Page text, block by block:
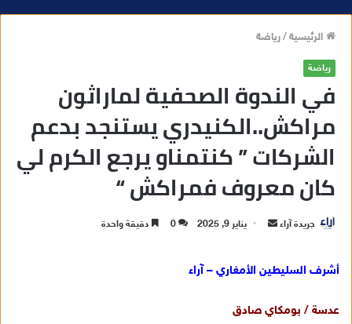
الرئيسية/رياضة
رياضة
في الندوة الصحفية لماراثون
مراكش..الكنيدري يستنجد بدعم
الشركات ” كنتمناو يرجع الكرم لي
كان معروف فمراكش “
جريدة آراء
ر
يناير 9, 2025 0 دقيقة واحدة
أشرف السليطين الأمغاري – آراء
عدسة / بومكاي صادق